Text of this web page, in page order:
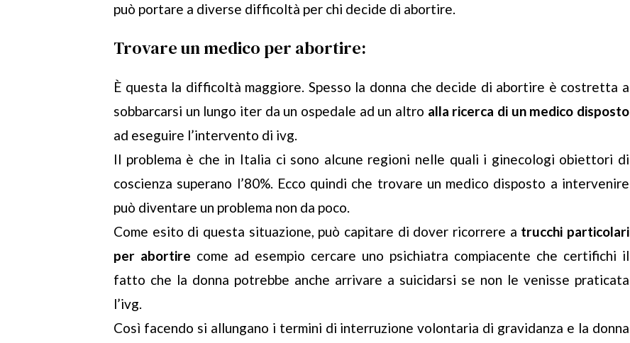
può portare a diverse difficoltà per chi decide di abortire.
Trovare un medico per abortire:
È questa la difficoltà maggiore. Spesso la donna che decide di abortire è costretta a
sobbarcarsi un lungo iter da un ospedale ad un altro alla ricerca di un medico disposto
ad eseguire l’intervento di ivg.
Il problema è che in Italia ci sono alcune regioni nelle quali i ginecologi obiettori di
coscienza superano l’80%. Ecco quindi che trovare un medico disposto a intervenire
può diventare un problema non da poco.
Come esito di questa situazione, può capitare di dover ricorrere a trucchi particolari
per abortire come ad esempio cercare uno psichiatra compiacente che certifichi il
fatto che la donna potrebbe anche arrivare a suicidarsi se non le venisse praticata
l’ivg.
Così facendo si allungano i termini di interruzione volontaria di gravidanza e la donna